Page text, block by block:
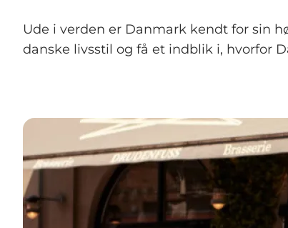
Ude i verden er Danmark kendt for sin
danske livsstil og få et indblik i, hvorfor